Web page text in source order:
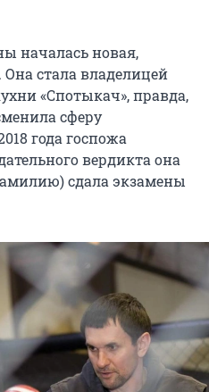
началась новая,
стала владелицей
«Спотыкач», правда,
сферу
года госпожа
вердикта она
сдала экзамены